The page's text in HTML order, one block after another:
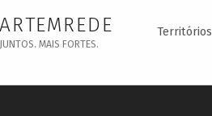
Projects - ARTEMREDE
ARTEMREDE
JUNTOS. MAIS FORTES.
Territórios